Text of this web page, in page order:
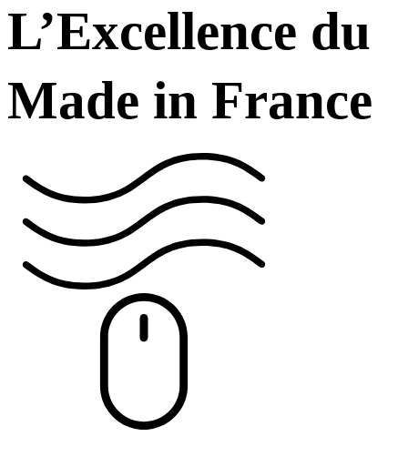
L’Excellence du
Made in France